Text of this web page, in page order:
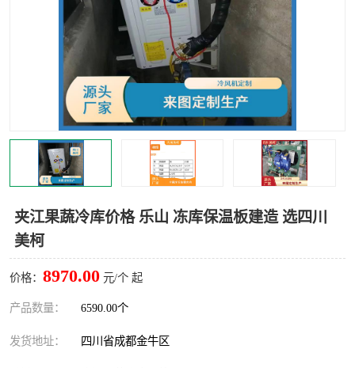
夹江果蔬冷库价格 乐山 冻库保温板建造 选四川
美柯
价格： 8970.00 元/个 起
产品数量： 6590.00个
发货地址： 四川省成都金牛区
资阳冻库，资阳冻库安装 泸州冻库，泸州冷库
乐山冻库,乐山保鲜冷库 自贡冻库组装
雅安冷库,雅安冻库 攀枝花冻库
烘干冷链 冻库安装，小型冻库造价
内江冷库，内江冻库 宜宾冷库，宜宾冻库设备
甘孜冻库安装